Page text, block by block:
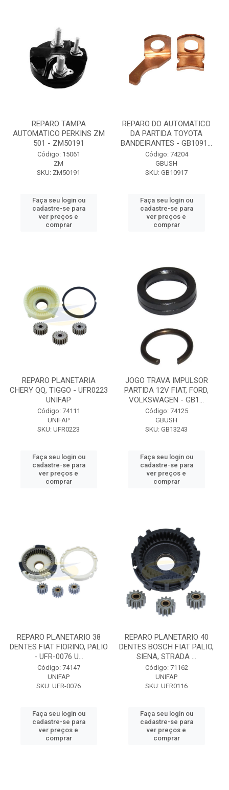
REPARO TAMPA
AUTOMATICO PERKINS ZM
501 - ZM50191
Código: 15061
ZM
SKU: ZM50191
Faça seu login ou
cadastre-se para
ver preços e
comprar
REPARO DO AUTOMATICO
DA PARTIDA TOYOTA
BANDEIRANTES - GB1091...
Código: 74204
GBUSH
SKU: GB10917
Faça seu login ou
cadastre-se para
ver preços e
comprar
REPARO PLANETARIA
CHERY QQ, TIGGO - UFR0223
UNIFAP
Código: 74111
UNIFAP
SKU: UFR0223
Faça seu login ou
cadastre-se para
ver preços e
comprar
JOGO TRAVA IMPULSOR
PARTIDA 12V FIAT, FORD,
VOLKSWAGEN - GB1...
Código: 74125
GBUSH
SKU: GB13243
Faça seu login ou
cadastre-se para
ver preços e
comprar
REPARO PLANETARIO 38
DENTES FIAT FIORINO, PALIO
- UFR-0076 U...
Código: 74147
UNIFAP
SKU: UFR-0076
Faça seu login ou
cadastre-se para
ver preços e
comprar
REPARO PLANETARIO 40
DENTES BOSCH FIAT PALIO,
SIENA, STRADA ...
Código: 71162
UNIFAP
SKU: UFR0116
Faça seu login ou
cadastre-se para
ver preços e
comprar